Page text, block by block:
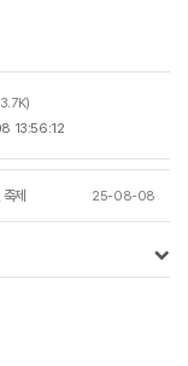
13:56:12
제 25-08-08